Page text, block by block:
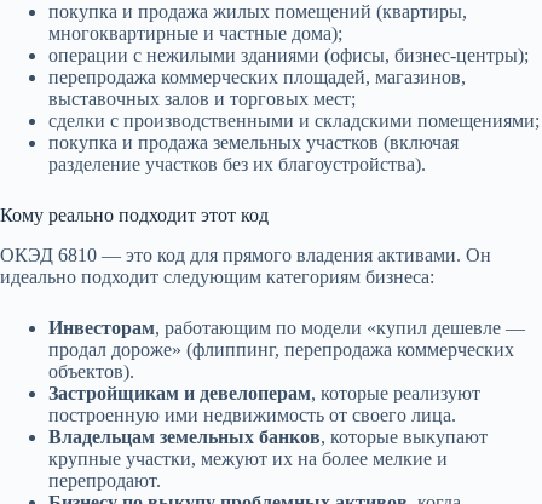
покупка и продажа жилых помещений (квартиры,
многоквартирные и частные дома);
операции с нежилыми зданиями (офисы, бизнес-центры);
перепродажа коммерческих площадей, магазинов,
выставочных залов и торговых мест;
сделки с производственными и складскими помещениями;
покупка и продажа земельных участков (включая
разделение участков без их благоустройства).
Кому реально подходит этот код
ОКЭД 6810 — это код для прямого владения активами. Он
идеально подходит следующим категориям бизнеса:
Инвесторам, работающим по модели «купил дешевле —
продал дороже» (флиппинг, перепродажа коммерческих
объектов).
Застройщикам и девелоперам, которые реализуют
построенную ими недвижимость от своего лица.
Владельцам земельных банков, которые выкупают
крупные участки, межуют их на более мелкие и
перепродают.